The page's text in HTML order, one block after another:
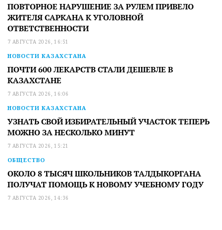
ПОВТОРНОЕ НАРУШЕНИЕ ЗА РУЛЕМ ПРИВЕЛО
ЖИТЕЛЯ САРКАНА К УГОЛОВНОЙ
ОТВЕТСТВЕННОСТИ
7 АВГУСТА 2026, 16:51
НОВОСТИ КАЗАХСТАНА
ПОЧТИ 600 ЛЕКАРСТВ СТАЛИ ДЕШЕВЛЕ В
КАЗАХСТАНЕ
7 АВГУСТА 2026, 16:06
НОВОСТИ КАЗАХСТАНА
УЗНАТЬ СВОЙ ИЗБИРАТЕЛЬНЫЙ УЧАСТОК ТЕПЕРЬ
МОЖНО ЗА НЕСКОЛЬКО МИНУТ
7 АВГУСТА 2026, 15:21
ОБЩЕСТВО
ОКОЛО 8 ТЫСЯЧ ШКОЛЬНИКОВ ТАЛДЫКОРГАНА
ПОЛУЧАТ ПОМОЩЬ К НОВОМУ УЧЕБНОМУ ГОДУ
7 АВГУСТА 2026, 14:36